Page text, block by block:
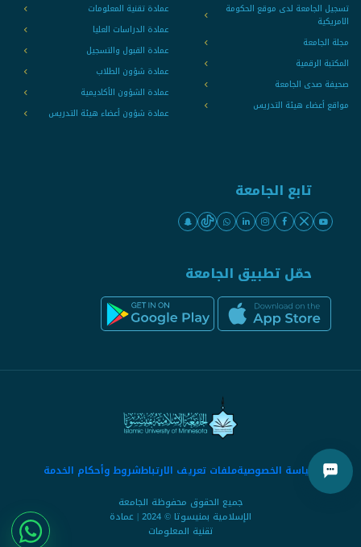
تسجيل الجامعة لدى موقع الحكومة
الامريكية
مجلة الجامعة
المكتبة الرقمية
صحيفة صدى الجامعة
مواقع أعضاء هيئة التدريس
عمادة تقنية المعلومات
عمادة الدراسات العليا
عمادة القبول والتسجيل
عمادة شؤون الطلاب
عمادة الشؤون الأكاديمية
عمادة شؤون أعضاء هيئة التدريس
تابع الجامعة
حمّل تطبيق الجامعة
سياسة الخصوصيةملفات تعريف الارتباطشروط وأحكام الخدمة
جميع الحقوق محفوظة الجامعة
الإسلامية بمنيسوتا © 2024 | عمادة
تقنية المعلومات